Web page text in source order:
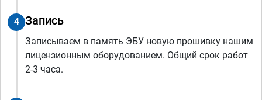
4 Запись
Записываем в память ЭБУ новую прошивку нашим
лицензионным оборудованием. Общий срок работ
2-3 часа.